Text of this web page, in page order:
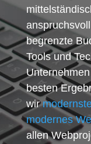
begrenzte
Tools und
besten
wir
modernes
allen